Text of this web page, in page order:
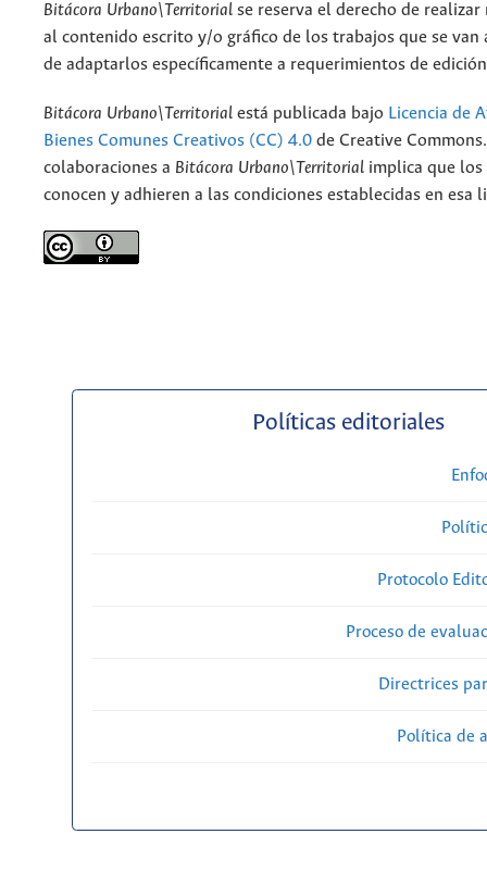
Bitácora Urbano\Territorial se reserva el derecho de realizar
al contenido escrito y/o gráfico de los trabajos que se van
de adaptarlos específicamente a requerimientos de
Bitácora Urbano\Territorial está publicada bajo Licencia de
Bienes Comunes Creativos (CC) 4.0 de Creative
colaboraciones a Bitácora Urbano\Territorial implica que los
conocen y adhieren a las condiciones establecidas en esa
Políticas editoriales
Protocolo
Proceso de
Directrices
Política de